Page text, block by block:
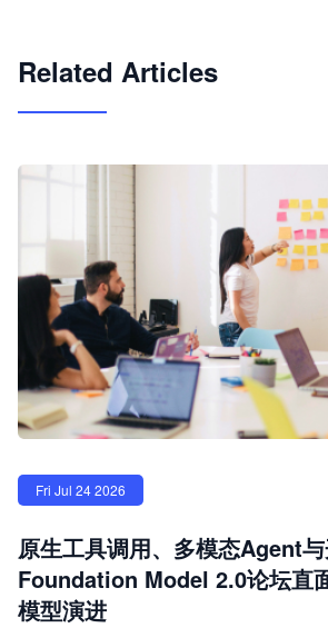
Related Articles
Fri Jul 24 2026
原生工具调用、多模态Agent与
Foundation Model 2.0论坛直
模型演进